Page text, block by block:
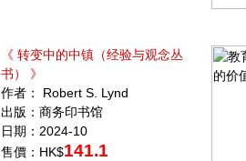
《 转变中的中镇（经验与观念丛
书） 》
作者： Robert S. Lynd
出版：商务印书馆
日期：2024-10
售價：HK$141.1